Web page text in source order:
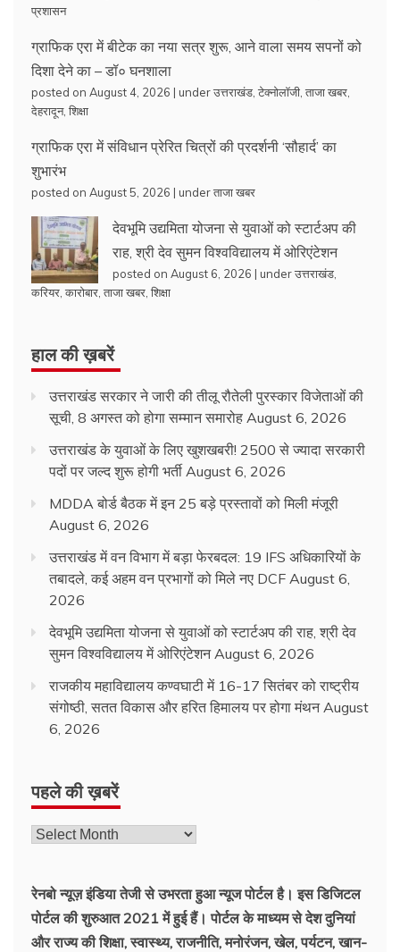
प्रशासन
ग्राफिक एरा में बीटेक का नया सत्र शुरू, आने वाला समय सपनों को
दिशा देने का – डॉ० घनशाला
posted on August 4, 2026 | underउत्तराखंड टेक्नोलॉजी ताजा खबर
देहरादून, शिक्षा
ग्राफिक एरा में संविधान प्रेरित चित्रों की प्रदर्शनी ‘सौहार्द’ का
शुभारंभ
posted on August 5, 2026 | underताजा खबर
देवभूमि उद्यमिता योजना से युवाओं को स्टार्टअप की
राह, श्री देव सुमन विश्वविद्यालय में ओरिएंटेशन
posted on August 6, 2026 | underउत्तराखंड
करियर कारोबार ताजा खबर शिक्षा
हाल की ख़बरें
उत्तराखंड सरकार ने जारी की तीलू रौतेली पुरस्कार विजेताओं की
सूची, 8 अगस्त को होगा सम्मान समारोह August 6, 2026
उत्तराखंड के युवाओं के लिए खुशखबरी! 2500 से ज्यादा सरकारी
पदों पर जल्द शुरू होगी भर्ती August 6, 2026
MDDA बोर्ड बैठक में इन 25 बड़े प्रस्तावों को मिली मंजूरी
August 6, 2026
उत्तराखंड में वन विभाग में बड़ा फेरबदल: 19 IFS अधिकारियों के
तबादले, कई अहम वन प्रभागों को मिले नए DCF August 6,
2026
देवभूमि उद्यमिता योजना से युवाओं को स्टार्टअप की राह, श्री देव
सुमन विश्वविद्यालय में ओरिएंटेशन August 6, 2026
राजकीय महाविद्यालय कण्वघाटी में 16-17 सितंबर को राष्ट्रीय
संगोष्ठी, सतत विकास और हरित हिमालय पर होगा मंथन August
6, 2026
पहले की ख़बरें
रेनबो न्यूज़ इंडिया तेजी से उभरता हुआ न्‍यूज पोर्टल है। इस डिजिटल
पोर्टल की शुरुआत 2021 में हुई हैं। पोर्टल के माध्यम से देश दुनियां
और राज्य की शिक्षा, स्वास्थ्य, राजनीति, मनोरंजन, खेल, पर्यटन, खान-